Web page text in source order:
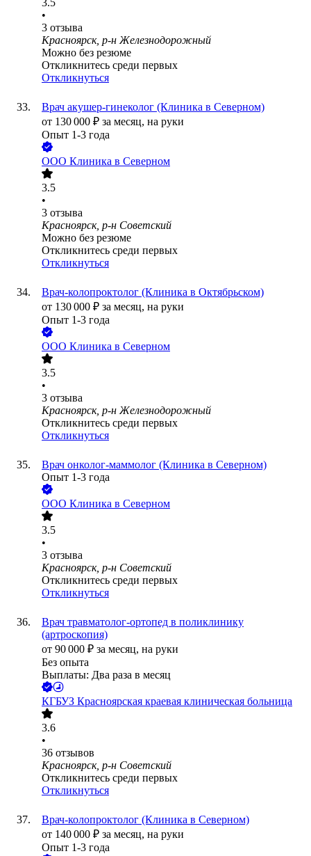
3.5
•
3 отзыва
Красноярск, р-н Железнодорожный
Можно без резюме
Откликнитесь среди первых
Откликнуться
Врач акушер-гинеколог (Клиника в Северном)
от 130 000 ₽ за месяц, на руки
Опыт 1-3 года
ООО Клиника в Северном
3.5
•
3 отзыва
Красноярск, р-н Советский
Можно без резюме
Откликнитесь среди первых
Откликнуться
Врач-колопроктолог (Клиника в Октябрьском)
от 130 000 ₽ за месяц, на руки
Опыт 1-3 года
ООО Клиника в Северном
3.5
•
3 отзыва
Красноярск, р-н Железнодорожный
Откликнитесь среди первых
Откликнуться
Врач онколог-маммолог (Клиника в Северном)
Опыт 1-3 года
ООО Клиника в Северном
3.5
•
3 отзыва
Красноярск, р-н Советский
Откликнитесь среди первых
Откликнуться
Врач травматолог-ортопед в поликлинику
(артроскопия)
от 90 000 ₽ за месяц, на руки
Без опыта
Выплаты: Два раза в месяц
КГБУЗ Красноярская краевая клиническая больница
3.6
•
36 отзывов
Красноярск, р-н Советский
Откликнитесь среди первых
Откликнуться
Врач-колопроктолог (Клиника в Северном)
от 140 000 ₽ за месяц, на руки
Опыт 1-3 года